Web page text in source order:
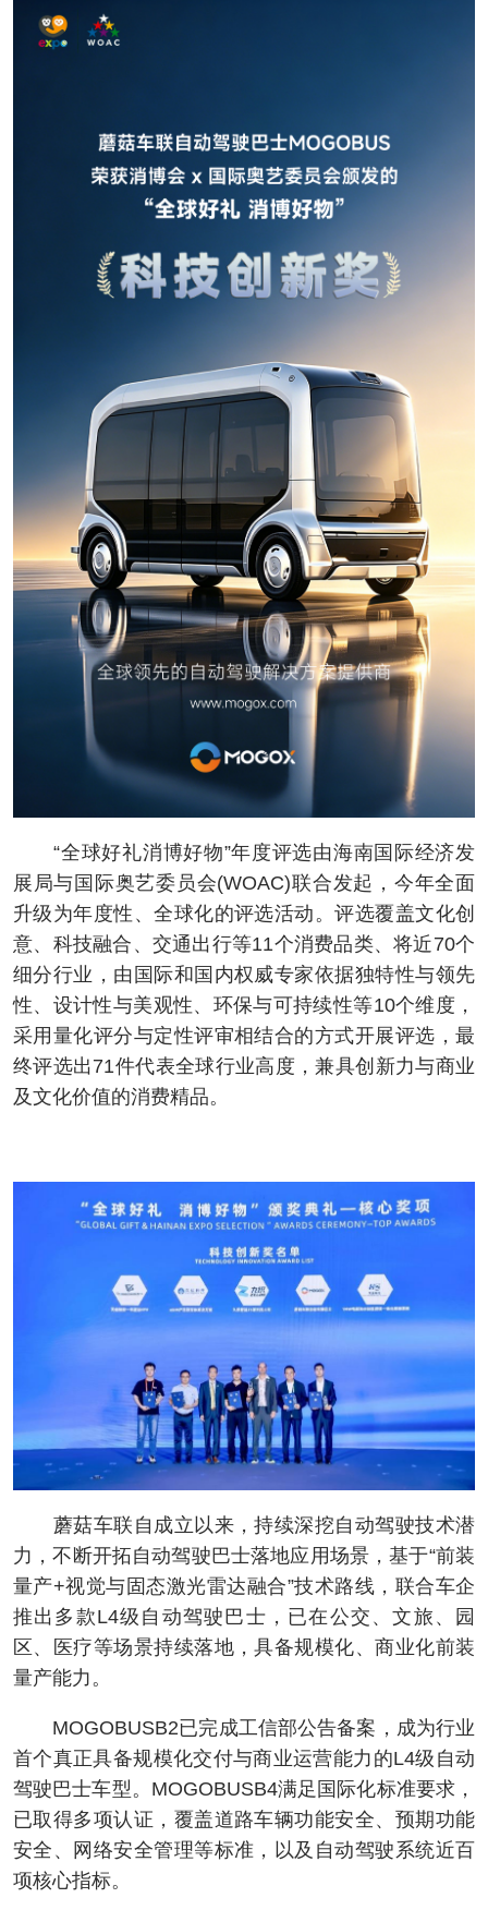
“全球好礼消博好物”年度评选由海南国际经济发
展局与国际奥艺委员会(WOAC)联合发起，今年全面
升级为年度性、全球化的评选活动。评选覆盖文化创
意、科技融合、交通出行等11个消费品类、将近70个
细分行业，由国际和国内权威专家依据独特性与领先
性、设计性与美观性、环保与可持续性等10个维度，
采用量化评分与定性评审相结合的方式开展评选，最
终评选出71件代表全球行业高度，兼具创新力与商业
及文化价值的消费精品。
蘑菇车联自成立以来，持续深挖自动驾驶技术潜
力，不断开拓自动驾驶巴士落地应用场景，基于“前装
量产+视觉与固态激光雷达融合”技术路线，联合车企
推出多款L4级自动驾驶巴士，已在公交、文旅、园
区、医疗等场景持续落地，具备规模化、商业化前装
量产能力。
MOGOBUSB2已完成工信部公告备案，成为行业
首个真正具备规模化交付与商业运营能力的L4级自动
驾驶巴士车型。MOGOBUSB4满足国际化标准要求，
已取得多项认证，覆盖道路车辆功能安全、预期功能
安全、网络安全管理等标准，以及自动驾驶系统近百
项核心指标。